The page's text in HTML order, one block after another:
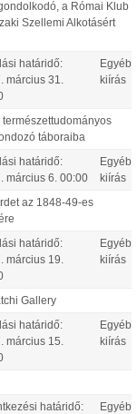
a Római Klub
Szellemi Alkotásért
határidő:
március 31
Egyéb
kiírás
táboraiba
határidő:
március 6 00:00
Egyéb
kiírás
az 1848-49-es
határidő:
március 19
Egyéb
kiírás
Gallery
határidő:
március 15
Egyéb
kiírás
határidő:
Egyéb